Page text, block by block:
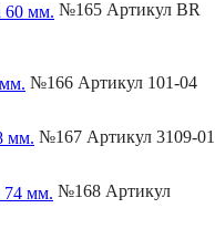
№165 Артикул BR
№166 Артикул 101-04
№167 Артикул 3109-01
№168 Артикул